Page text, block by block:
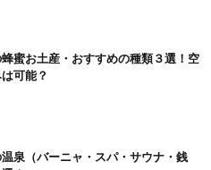
蜜お土産・おすすめの種類３選！空
可能？
泉（バーニャ・スパ・サウナ・銭